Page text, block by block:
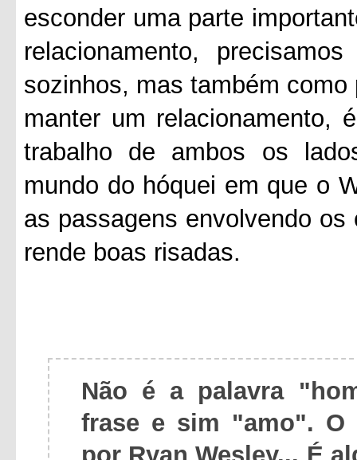
esconder uma parte
relacionamento,
sozinhos, mas também
manter um relacionamento,
trabalho de ambos os
mundo do hóquei em que o
as passagens envolvendo
rende boas risadas.
Não é a palavra
frase e sim "amo". O